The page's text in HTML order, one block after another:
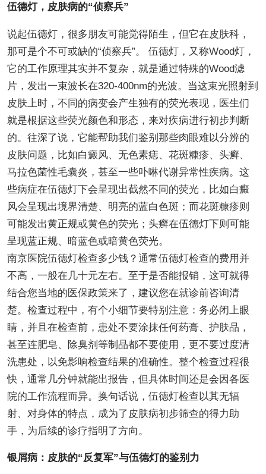
伍德灯，皮肤病的“侦察兵”
说起伍德灯，很多朋友可能觉得陌生，但它在皮肤科，
那可是个不可或缺的“侦察兵”。 伍德灯，又称Wood灯，
它的工作原理其实并不复杂，就是通过特殊的Wood滤
片，发出一束波长在320-400nm的光波。当这束光照射到
皮肤上时，不同的病变会产生独有的荧光表现，医生们
就是根据这些荧光颜色和形态，来对疾病进行初步判断
的。往深了说，它能帮助我们鉴别那些肉眼难以分辨的
皮肤问题，比如白癜风、无色素痣、花斑糠疹、头癣、
马拉色菌性毛囊炎，甚至一些卟啉代谢异常性疾病。这
些病症在伍德灯下会呈现出截然不同的荧光，比如白癜
风会呈现出境界清楚、明亮的蓝白色斑；而花斑糠疹则
可能发出黄正规或黄色的荧光；头癣在伍德灯下则可能
呈现蓝正规、暗蓝色或暗黄色荧光。
南京医院伍德灯检查多少钱？通常伍德灯检查的费用并
不高，一般在几十元左右。至于是否能报销，这可就得
结合您当地的医保政策来了，建议您在就诊前咨询清
楚。检查过程中，有个小细节要特别注意：务必闭上眼
睛，并且在检查前，患处不要涂抹任何药膏、护肤品，
甚至连肥皂、除臭剂等制品都不要使用，更不要过度清
洗患处，以免影响检查结果的准确性。整个检查过程很
快，通常几分钟就能出报告，但具体时间还是会因各医
院的工作流程而异。换句话说，伍德灯检查以其无辐
射、对身体的特点，成为了皮肤病初步筛查的得力助
手，为后续的诊疗指明了方向。
银屑病：皮肤的“反复军”与伍德灯的鉴别力